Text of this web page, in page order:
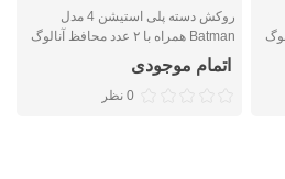
روکش دسته پلی استیشن 4 مدل
Batman همراه با ۲ عدد محافظ آنالوگ
اتمام موجودی
0 نظر